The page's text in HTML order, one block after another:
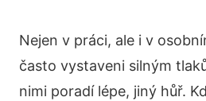
Nejen v práci, ale i v
často vystaveni silným
nimi poradí lépe, jiný hůř.